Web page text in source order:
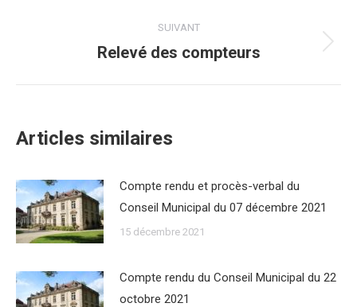
SUIVANT
Onglet
Relevé des compteurs
Articles similaires
Compte rendu et procès-verbal du
Conseil Municipal du 07 décembre 2021
15 décembre 2021
Compte rendu du Conseil Municipal du 22
octobre 2021